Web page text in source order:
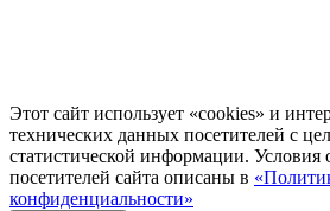
Этот сайт использует «cookies» и
технических данных посетителей с
статистической информации. Условия
посетителей сайта описаны в
конфиденциальности»